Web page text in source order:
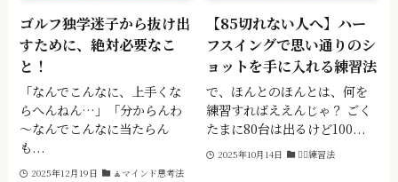
ゴルフ独学迷子から抜け出
すために、絶対必要なこ
と！
「なんでこんなに、上手くな
らへんねん…」「分からんわ
～なんでこんなに当たらん
も...
2025年12月19日 🧘マインド思考法
【85切れない人へ】ハー
フスイングで思い通りのシ
ョットを手に入れる練習法
で、ほんとのほんとは、何を
練習すればええんじゃ？ ごく
たまに80台は出るけど100...
2025年10月14日 🏌️‍♂️練習法